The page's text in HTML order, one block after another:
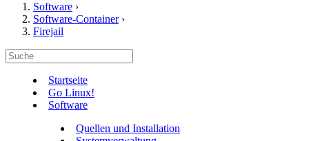
Software ›
Software-Container ›
Firejail
Startseite
Go Linux!
Software
Quellen und Installation